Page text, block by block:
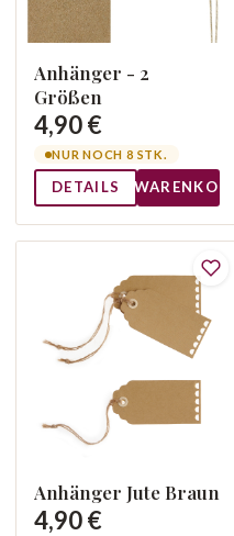
Anhänger - 2
Größen
4,90 €
NUR NOCH 8 STK.
DETAILS WARENKORB
Anhänger Jute Braun
4,90 €